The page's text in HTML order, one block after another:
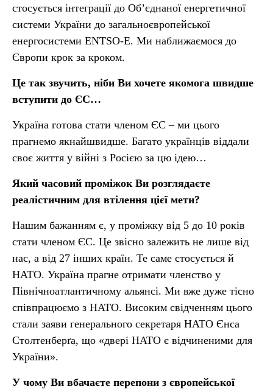
стосується інтеграції до Об’єднаної енергетичної
системи України до загальноєвропейської
енергосистеми ENTSO-E. Ми наближаємося до
Європи крок за кроком.
Це так звучить, ніби Ви хочете якомога швидше
вступити до ЄС…
Україна готова стати членом ЄС – ми цього
прагнемо якнайшвидше. Багато українців віддали
своє життя у війні з Росією за цю ідею…
Який часовий проміжок Ви розглядаєте
реалістичним для втілення цієї мети?
Нашим бажанням є, у проміжку від 5 до 10 років
стати членом ЄС. Це звісно залежить не лише від
нас, а від 27 інших країн. Те саме стосується й
НАТО. Україна прагне отримати членство у
Північноатлантичному альянсі. Ми вже дуже тісно
співпрацюємо з НАТО. Високим свідченням цього
стали заяви генерального секретаря НАТО Єнса
Столтенберґа, що «двері НАТО є відчиненими для
України».
У чому Ви вбачаєте перепони з європейської